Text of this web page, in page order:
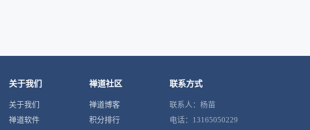
关于我们
关于我们
禅道软件
禅道社区
禅道博客
积分排行
联系方式
联系人：杨苗
电话：13165050229